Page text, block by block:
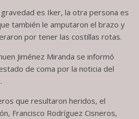
es Iker, la otra persona es
también le amputaron el brazo y
por tener las costillas rotas.
Jiménez Miranda se informó
de coma por la noticia del
que resultaron heridos, el
Francisco Rodríguez Cisneros,